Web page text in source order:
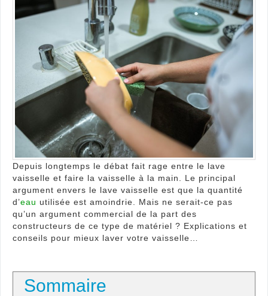
Depuis longtemps le débat fait rage entre le lave
vaisselle et faire la vaisselle à la main. Le principal
argument envers le lave vaisselle est que la quantité
d’eau utilisée est amoindrie. Mais ne serait-ce pas
qu’un argument commercial de la part des
constructeurs de ce type de matériel ? Explications et
conseils pour mieux laver votre vaisselle…
Sommaire